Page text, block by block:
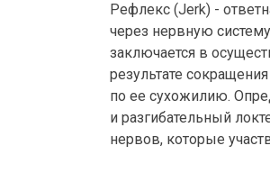
Рефлекс (Jerk) -
через нервную
заключается в
результате
по ее сухожилию.
и разгибательный
нервов, которые